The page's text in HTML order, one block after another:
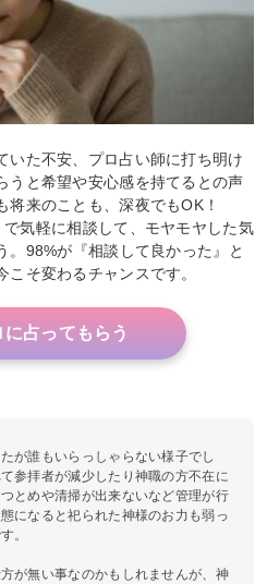
いた不安、プロ占い師に打ち明け
うと希望や安心感を持てるとの声
来のことも、深夜でもOK！
で気軽に相談して、モヤモヤした気
。98%が『相談して良かった』と
そ変わるチャンスです。
占ってもらう
が誰もいらっしゃらない様子でし
参拝者が減少したり神職の方不在に
とめや清掃が出来ないなど管理が行
になると祀られた神様のお力も弱っ
。
が無い事なのかもしれませんが、神